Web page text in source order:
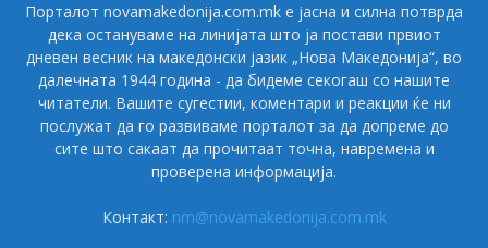
Порталот novamakedonija.com.mk е јасна и силна потврда
дека остануваме на линијата што ја постави првиот
дневен весник на македонски јазик „Нова Македонија“, во
далечната 1944 година - да бидеме секогаш со нашите
читатели. Вашите сугестии, коментари и реакции ќе ни
послужат да го развиваме порталот за да допреме до
сите што сакаат да прочитаат точна, навремена и
проверена информација.
Контакт: nm@novamakedonija.com.mk